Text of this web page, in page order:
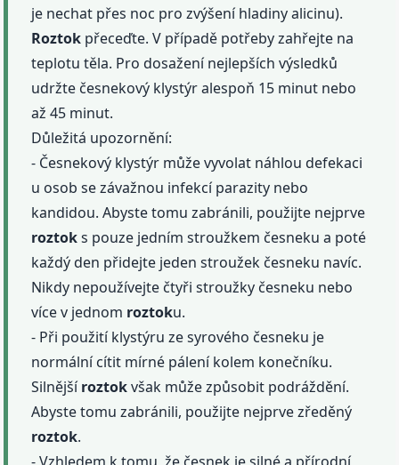
je nechat přes noc pro zvýšení hladiny alicinu).
Roztok přeceďte. V případě potřeby zahřejte na
teplotu těla. Pro dosažení nejlepších výsledků
udržte česnekový klystýr alespoň 15 minut nebo
až 45 minut.
Důležitá upozornění:
- Česnekový klystýr může vyvolat náhlou defekaci
u osob se závažnou infekcí parazity nebo
kandidou. Abyste tomu zabránili, použijte nejprve
roztoks pouze jedním stroužkem česneku a poté
každý den přidejte jeden stroužek česneku navíc.
Nikdy nepoužívejte čtyři stroužky česneku nebo
více v jednom roztoku.
- Při použití klystýru ze syrového česneku je
normální cítit mírné pálení kolem konečníku.
Silnějšíroztokvšak může způsobit podráždění.
Abyste tomu zabránili, použijte nejprve zředěný
roztok.